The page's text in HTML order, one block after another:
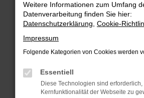
Überprüfe deine Firewall
Internetverbindung.
Laden andere Webseiten, zum
Suchmaschine?
Prüfe deine
Manche Erweiterungen, wie
können das Laden bestimmter
verhindern. Funktioniert die
Weitere Informationen zum Umfang
Datenverarbeitung finden Sie hier:
Datenschutzerklärung Cookie-
Impressum
Folgende Kategorien von Cookies werden
Essentiell
Diese Technologien sind erforderlich,
Kernfunktionalität der Webseite zu